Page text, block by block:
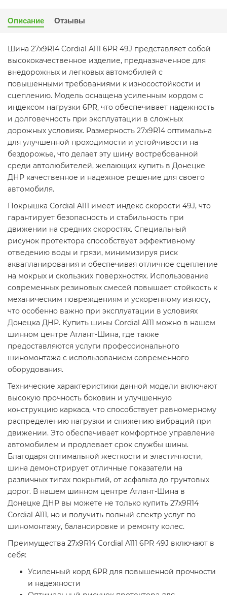
Описание Отзывы
Шина 27x9R14 Cordial A111 6PR 49J представляет собой
высококачественное изделие, предназначенное для
внедорожных и легковых автомобилей с
повышенными требованиями к износостойкости и
сцеплению. Модель оснащена усиленным кордом с
индексом нагрузки 6PR, что обеспечивает надежность
и долговечность при эксплуатации в сложных
дорожных условиях. Размерность 27x9R14 оптимальна
для улучшенной проходимости и устойчивости на
бездорожье, что делает эту шину востребованной
среди автолюбителей, желающих купить в Донецке
ДНР качественное и надежное решение для своего
автомобиля.
Покрышка Cordial A111 имеет индекс скорости 49J, что
гарантирует безопасность и стабильность при
движении на средних скоростях. Специальный
рисунок протектора способствует эффективному
отведению воды и грязи, минимизируя риск
аквапланирования и обеспечивая отличное сцепление
на мокрых и скользких поверхностях. Использование
современных резиновых смесей повышает стойкость к
механическим повреждениям и ускоренному износу,
что особенно важно при эксплуатации в условиях
Донецка ДНР. Купить шины Cordial A111 можно в нашем
шинном центре Атлант-Шина, где также
предоставляются услуги профессионального
шиномонтажа с использованием современного
оборудования.
Технические характеристики данной модели включают
высокую прочность боковин и улучшенную
конструкцию каркаса, что способствует равномерному
распределению нагрузки и снижению вибраций при
движении. Это обеспечивает комфортное управление
автомобилем и продлевает срок службы шины.
Благодаря оптимальной жесткости и эластичности,
шина демонстрирует отличные показатели на
различных типах покрытий, от асфальта до грунтовых
дорог. В нашем шинном центре Атлант-Шина в
Донецке ДНР вы можете не только купить 27x9R14
Cordial A111, но и получить полный спектр услуг по
шиномонтажу, балансировке и ремонту колес.
Преимущества 27x9R14 Cordial A111 6PR 49J включают в
себя:
Усиленный корд 6PR для повышенной прочности
и надежности